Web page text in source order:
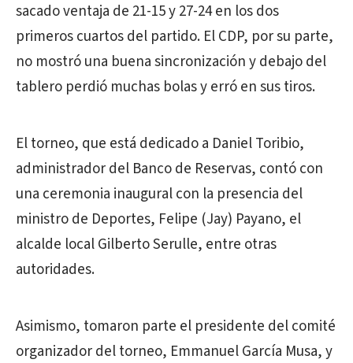
sacado ventaja de 21-15 y 27-24 en los dos
primeros cuartos del partido. El CDP, por su parte,
no mostró una buena sincronización y debajo del
tablero perdió muchas bolas y erró en sus tiros.
El torneo, que está dedicado a Daniel Toribio,
administrador del Banco de Reservas, contó con
una ceremonia inaugural con la presencia del
ministro de Deportes, Felipe (Jay) Payano, el
alcalde local Gilberto Serulle, entre otras
autoridades.
Asimismo, tomaron parte el presidente del comité
organizador del torneo, Emmanuel García Musa, y